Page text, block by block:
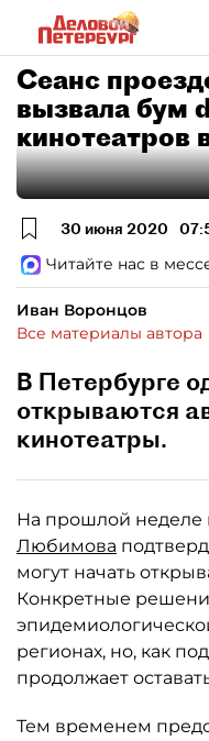
Сеанс
вызвала бум
кинотеатров
30 июня 2020
Читайте нас в
Иван Воронцов
Все материалы автора
В Петербурге
открываются
кинотеатры.
На прошлой неделе
Любимова
могут начать
Конкретные
регионах, но, как
продолжает
Тем временем